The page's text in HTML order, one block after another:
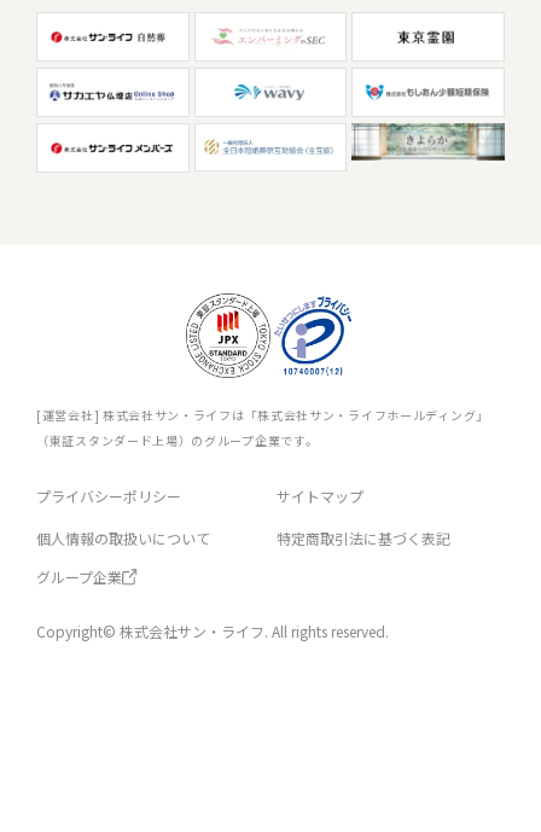
[運営会社] 株式会社サン・ライフは「株式会社サン・ライフホールディング」
（東証スタンダード上場）のグループ企業です。
プライバシーポリシー サイトマップ
個人情報の取扱いについて
特定商取引法に基づく表記
グループ企業
Copyright© 株式会社サン・ライフ. All rights reserved.